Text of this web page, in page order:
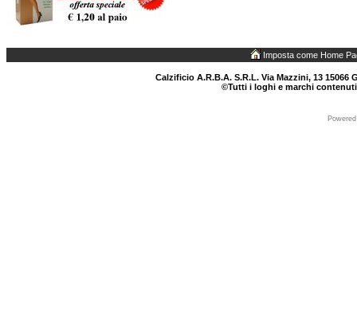
Imposta come Home
Calzificio A.R.B.A. S.R.L. Via Mazzini, 13 15066
©Tutti i loghi e marchi